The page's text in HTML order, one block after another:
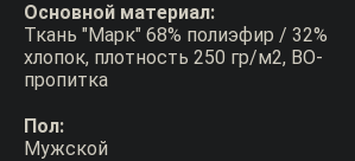
Основной материал:
Ткань "Марк" 68% полиэфир / 32%
хлопок, плотность 250 гр/м2, ВО-
пропитка
Пол:
Мужской